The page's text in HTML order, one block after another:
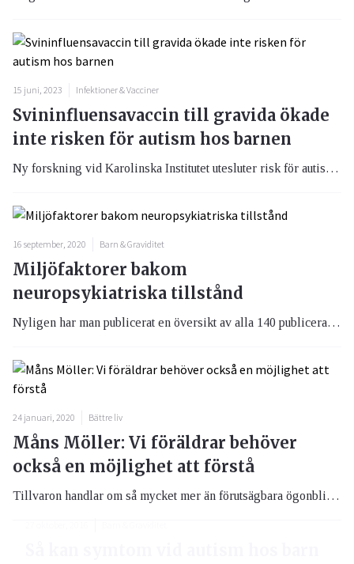
15 juni, 2023 Infektioner & Vacciner
Svininfluensavaccin till gravida ökade
inte risken för autism hos barnen
Ny forskning vid Karolinska Institutet utesluter risk för autism hos barn vars mamma vaccinerats mot svin- respektive säsongsinfluensa under graviditeten.
16 september, 2020 Barn & Graviditet
Miljöfaktorer bakom
neuropsykiatriska tillstånd
Nyligen har man publicerat en översikt av alla 140 publicerade tvilling- och syskonstudier där man såg att miljöfaktorer som exempelvis låg födelsevikt är förknippad med autismdiagnos och ADHD.
24 januari, 2020 Bättre liv
Måns Möller: Vi föräldrar behöver
också en möjlighet att förstå
Tillvaron handlar om så mycket mer än förutsägbara ögonblick eller raka vägar från punkt till punkt. Däremellan kommer kaos, oförutsedda händelser och helt enkelt livet. För Måns Möller, den populäre stå upp-komikern, underhållaren och tv-personligheten är livet fullt av oväntade ögonblick.